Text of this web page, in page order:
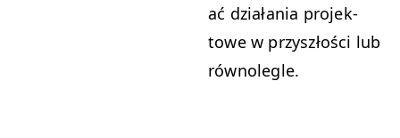
ać dzi­ała­nia pro­jek­
towe w przyszłoś­ci lub
równolegle.